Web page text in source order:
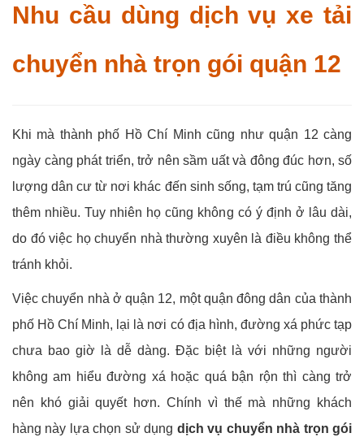
Nhu cầu dùng dịch vụ xe tải
chuyển nhà trọn gói quận 12
Khi mà thành phố Hồ Chí Minh cũng như quận 12 càng
ngày càng phát triển, trở nên sầm uất và đông đúc hơn, số
lượng dân cư từ nơi khác đến sinh sống, tạm trú cũng tăng
thêm nhiều. Tuy nhiên họ cũng không có ý định ở lâu dài,
do đó việc họ chuyển nhà thường xuyên là điều không thể
tránh khỏi.
Việc chuyển nhà ở quận 12, một quận đông dân của thành
phố Hồ Chí Minh, lại là nơi có địa hình, đường xá phức tạp
chưa bao giờ là dễ dàng. Đặc biệt là với những người
không am hiểu đường xá hoặc quá bận rộn thì càng trở
nên khó giải quyết hơn. Chính vì thế mà những khách
hàng này lựa chọn sử dụng dịch vụ chuyển nhà trọn gói